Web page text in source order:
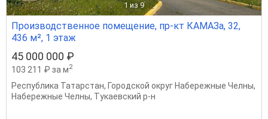
1 из 9
Производственное помещение, пр-кт КАМАЗа, 32,
436 м², 1 этаж
45 000 000 ₽
103 211 ₽ за м2
Республика Татарстан, Городской округ Набережные Челны,
Набережные Челны, Тукаевский р-н